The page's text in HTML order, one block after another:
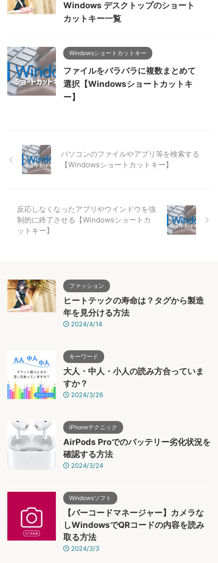
Windows デスクトップのショート
カットキー一覧
Windowsショートカットキー
ファイルをバラバラに複数まとめて
選択【Windowsショートカットキ
ー】
パソコンのファイルやアプリ等を検索する
【Windowsショートカットキー】
反応しなくなったアプリやウインドウを強
制的に終了させる【Windowsショートカ
ットキー】
ファッション
ヒートテックの寿命は？タグから製造
年を見分ける方法
2024/4/14
キーワード
大人・中人・小人の読み方合っていま
すか？
2024/3/26
iPhoneテクニック
AirPods Proでのバッテリー劣化状況を
確認する方法
2024/3/24
Windowsソフト
【バーコードマネージャー】カメラな
しWindowsでQRコードの内容を読み
取る方法
2024/3/3